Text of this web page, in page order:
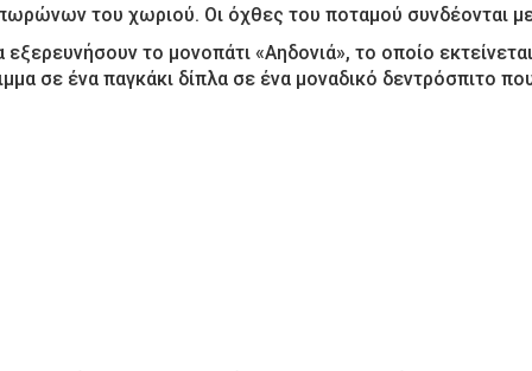
του χωριού. Οι όχθες του ποταμού συνδέονται
το μονοπάτι «Αηδονιά», το οποίο
σε ένα παγκάκι δίπλα σε ένα μοναδικό δεντρόσπιτο